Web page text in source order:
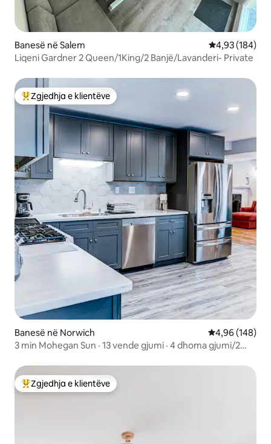
Banesë në Salem Vlerësimi
4,93 (184)
Liqeni Gardner 2 Queen/1King/2 Banjë/Lavanderi- Private
Më të mirat e zgjedhjeve të klientëve
Zgjedhja e klientëve
Banesë në Norwich Vlerësimi
4,96 (148)
3 min Mohegan Sun · 13 vende gjumi · 4 dhoma gjumi/2
Më të mirat e zgjedhjeve të klientëve
Zgjedhja e klientëve